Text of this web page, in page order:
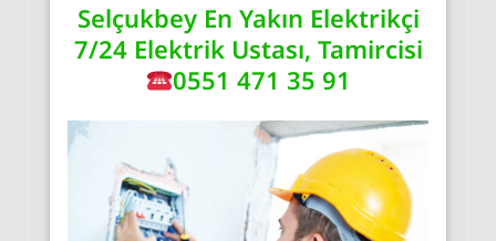
Selçukbey En Yakın Elektrikçi
7/24 Elektrik Ustası, Tamircisi
0551 471 35 91